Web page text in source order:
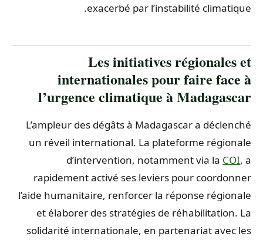
exacerbé par l’instabilité climatique.
Les initiatives régionales et
internationales pour faire face à
l’urgence climatique à Madagascar
L’ampleur des dégâts à Madagascar a déclenché
un réveil international. La plateforme régionale
d’intervention, notamment via laCOI , a
rapidement activé ses leviers pour coordonner
l’aide humanitaire, renforcer la réponse régionale
et élaborer des stratégies de réhabilitation. La
solidarité internationale, en partenariat avec les